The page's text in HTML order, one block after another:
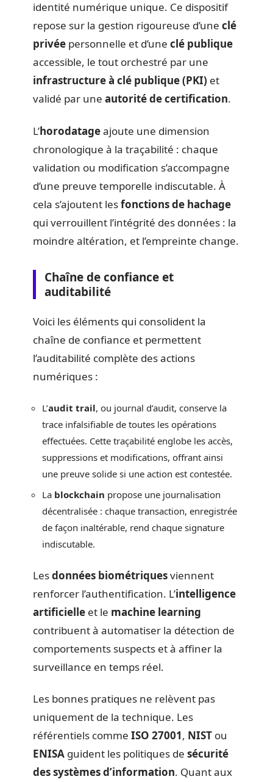
identité numérique unique. Ce dispositif
repose sur la gestion rigoureuse d’une clé
privée personnelle et d’une clé publique
accessible, le tout orchestré par une
infrastructure à clé publique (PKI) et
validé par une autorité de certification.
L’horodatageajoute une dimension
chronologique à la traçabilité : chaque
validation ou modification s’accompagne
d’une preuve temporelle indiscutable. À
cela s’ajoutent lesfonctions de hachage
qui verrouillent l’intégrité des données : la
moindre altération, et l’empreinte change.
Chaîne de confiance et
auditabilité
Voici les éléments qui consolident la
chaîne de confiance et permettent
l’auditabilité complète des actions
numériques :
L’audit trail, ou journal d’audit, conserve la
trace infalsifiable de toutes les opérations
effectuées. Cette traçabilité englobe les accès,
suppressions et modifications, offrant ainsi
une preuve solide si une action est contestée.
La blockchain propose une journalisation
décentralisée : chaque transaction, enregistrée
de façon inaltérable, rend chaque signature
indiscutable.
Lesdonnées biométriquesviennent
renforcer l’authentification. L’intelligence
artificielle et le machine learning
contribuent à automatiser la détection de
comportements suspects et à affiner la
surveillance en temps réel.
Les bonnes pratiques ne relèvent pas
uniquement de la technique. Les
référentiels comme ISO 27001, NIST ou
ENISA guident les politiques de sécurité
des systèmes d’information. Quant aux